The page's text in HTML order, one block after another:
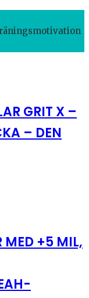
GRIT X –
– DEN
MED +5 MIL,